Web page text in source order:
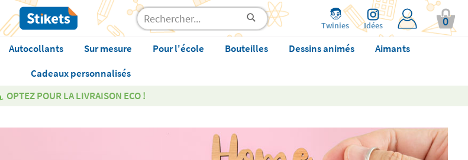
Twinies Idées 0
Autocollants Sur mesure Pour l'école Bouteilles Dessins animés
Aimants
Cadeaux personnalisés
OPTEZ POUR LA LIVRAISON ECO !